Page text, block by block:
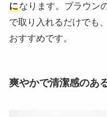
になります。ブラウン
で取り入れるだけでも
おすすめです。
爽やかで清潔感のあ